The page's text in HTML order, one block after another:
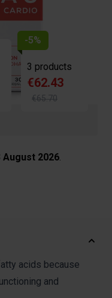
-5%
3 products
€62.43
€65.70
August 2026.
acids because
and